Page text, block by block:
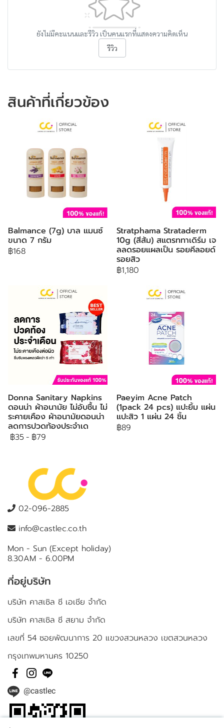
ยังไม่มีคะแนนและรีวิว เป็นคนแรกที่แสดงความคิดเห็น
รีวิว
สินค้าที่เกี่ยวข้อง
Balmance (7g) บาล แมนซ์
ขนาด 7 กรัม
฿168
Stratphama Strataderm
10g (สีส้ม) สแตรททาเดิร์ม เจ
ลลดรอยแผลเป็น รอยคีลอยด์
รอยสิว
฿1,180
Donna Sanitary Napkins
ดอนน่า ผ้าอนามัย ไม่อับชื้น ไม่
ระคายเคือง ผ้าอนามัยดอนน่า
ลดการปวดท้องประจำเด
฿35- ฿79
Paeyim Acne Patch
(1pack 24 pcs) แปะยิ้ม แผ่น
แปะสิว 1 แผ่น 24 ชิ้น
฿89
02-096-2885
info@castlec.co.th
Mon - Sun (Except holiday)
8.30AM - 6.00PM
ที่อยู่บริษัท
บริษัท คาสเซิล ซี เอเชีย จำกัด
บริษัท คาสเซิล ซี สยาม จำกัด
เลขที่ 54 ซอยพัฒนาการ 20 แขวงสวนหลวง เขตสวนหลวง
กรุงเทพมหานคร 10250
@castlec